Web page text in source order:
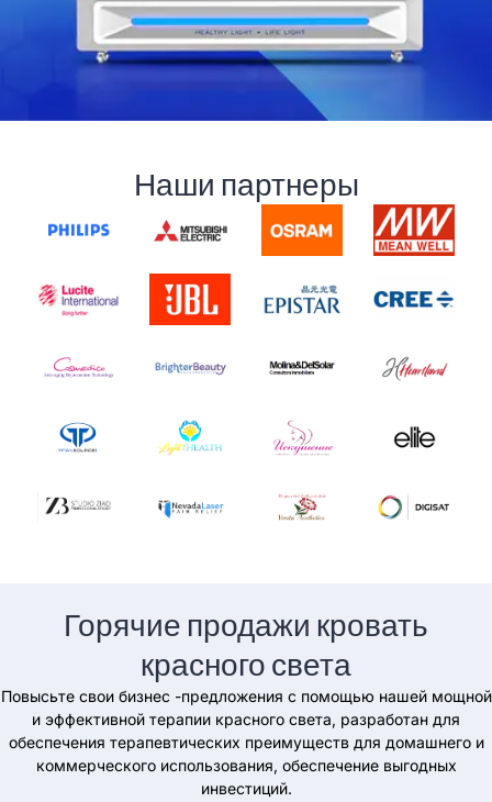
Наши партнеры
Горячие продажи кровать
красного света
Повысьте свои бизнес -предложения с помощью нашей мощной
и эффективной терапии красного света, разработан для
обеспечения терапевтических преимуществ для домашнего и
коммерческого использования, обеспечение выгодных
инвестиций.